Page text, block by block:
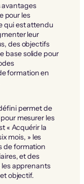
avantages
pour les
qui est attendu
leur
des objectifs
base solide pour
formation en
permet de
mesurer les
« Acquérir la
mois, » les
de formation
et des
les apprenants
objectif.